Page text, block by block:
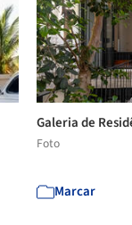
Galeria de
Foto
Marcar